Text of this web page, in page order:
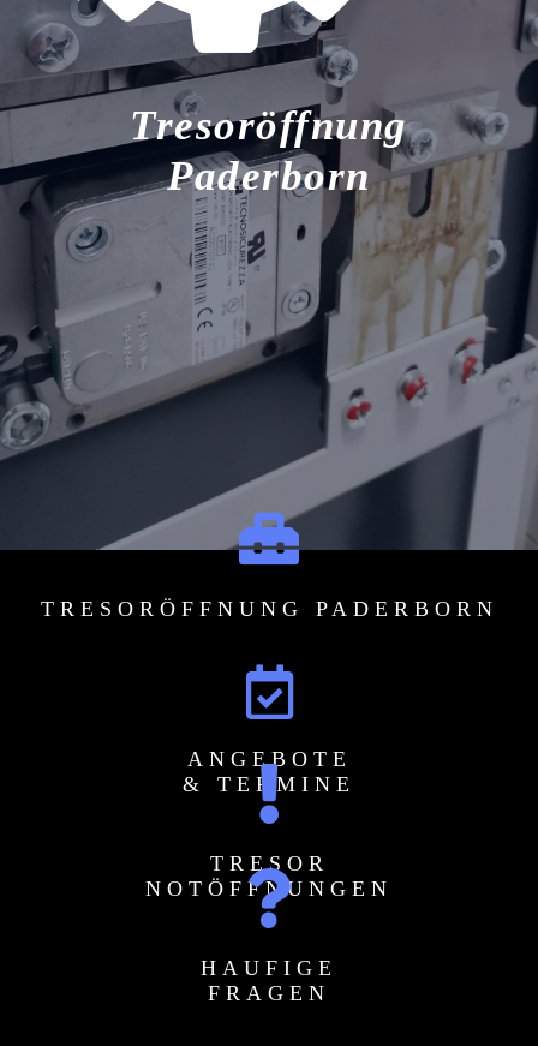
Tresoröffnung
Paderborn
Tresor Notöffnung Paderborn
Tresoröffnung Tresoröffnungen Tresor
TRESORÖFFNUNG PADERBORN
ANGEBOTE
& TERMINE
TRESOR
NOTÖFFNUNGEN
HAUFIGE
FRAGEN